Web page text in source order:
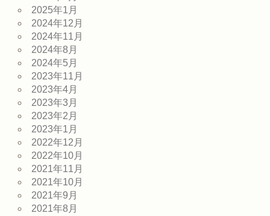
2025年1月
2024年12月
2024年11月
2024年8月
2024年5月
2023年11月
2023年4月
2023年3月
2023年2月
2023年1月
2022年12月
2022年10月
2021年11月
2021年10月
2021年9月
2021年8月